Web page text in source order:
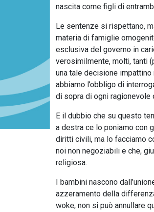
nascita come figli di
Le sentenze si rispettano,
materia di famiglie
esclusiva del governo in
verosimilmente, molti, tanti
una tale decisione
abbiamo l’obbligo di
di sopra di ogni ragionevole
E il dubbio che su questo
a destra ce lo poniamo con
diritti civili, ma lo facciamo
noi non negoziabili e che,
religiosa.
I bambini nascono
azzeramento della
woke; non si può annullare